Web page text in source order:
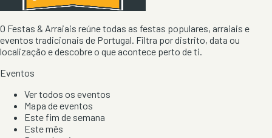
O Festas & Arraiais reúne todas as festas populares, arraiais e
eventos tradicionais de Portugal. Filtra por distrito, data ou
localização e descobre o que acontece perto de ti.
Eventos
Ver todos os eventos
Mapa de eventos
Este fim de semana
Este mês